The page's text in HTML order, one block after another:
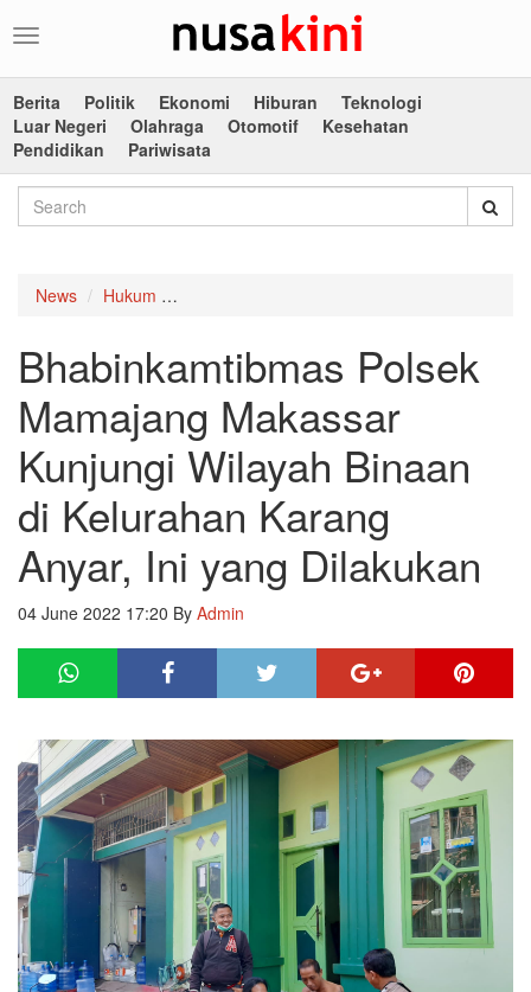
Toggle
Berita
Politik Ekonomi Hiburan
Teknologi
Luar Negeri
Olahraga Otomotif
Kesehatan
Pendidikan
Pariwisata
News Hukum
Bhabinkamtibmas Polsek
Mamajang Makassar
Kunjungi Wilayah Binaan
di Kelurahan Karang
Anyar, Ini yang Dilakukan
04 June 2022 17:20 By Admin